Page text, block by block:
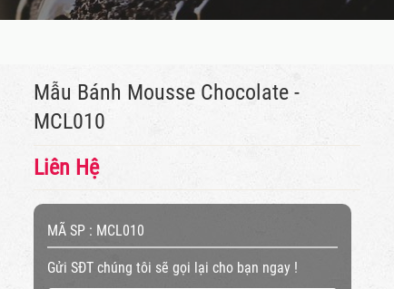
Mẫu Bánh Mousse Chocolate -
MCL010
Liên Hệ
MÃ SP : MCL010
Gửi SĐT chúng tôi sẽ gọi lại cho bạn ngay !